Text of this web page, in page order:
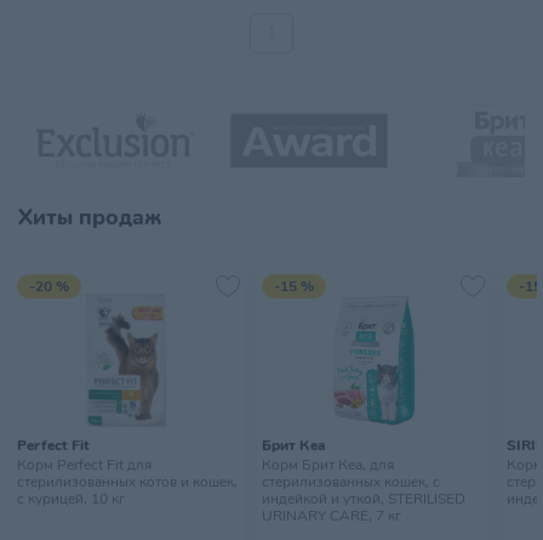
Хиты продаж
-20 %
Perfect Fit
Корм Perfect Fit для
стерилизованных котов и кошек,
с курицей, 10 кг
-15 %
Брит Кеа
Корм Брит Кеа, для
стерилизованных кошек, с
индейкой и уткой, STERILISED
URINARY CARE, 7 кг
-